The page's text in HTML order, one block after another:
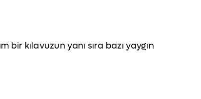
kılavuzun yanı sıra bazı yaygın